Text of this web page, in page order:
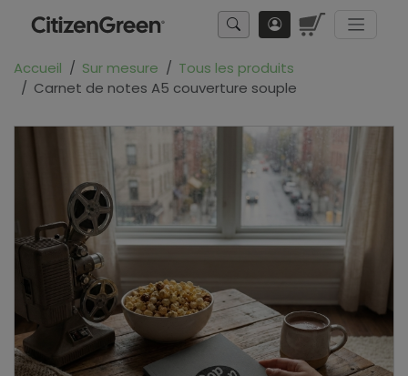
Accueil Sur mesure
Tous les produits
Carnet de notes A5 couverture souple